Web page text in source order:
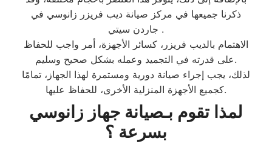
ذكرنا جميعها في مركز صيانة ديب فريزر زانوسي في
جاردن سيتي .
الاهتمام بالديب فريزر، كسائر الأجهزة، أمر واجب للحفاظ
على قدرته في التجميد وعمله بشكل صحيح وسليم.
لذلك، يجب إجراء صيانة دورية ومستمرة لهذا الجهاز، تمامًا
كجميع الأجهزة المنزلية الأخرى، للحفاظ عليها.
لمذا تقوم بـصيانة جهاز زانوسي
بسرعة ؟